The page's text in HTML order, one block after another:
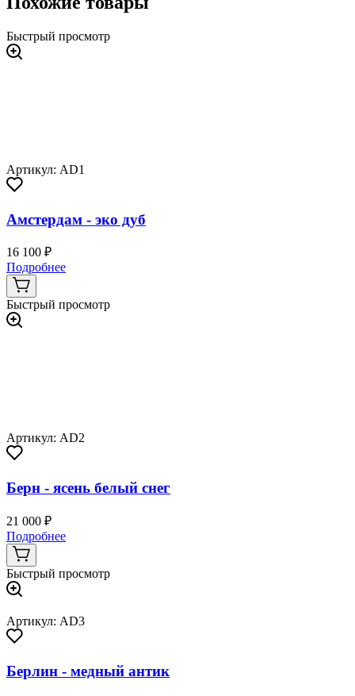
Быстрый просмотр
Артикул: AD1
Амстердам - эко дуб
16 100 ₽
Подробнее
Быстрый просмотр
Артикул: AD2
Берн - ясень белый снег
21 000 ₽
Подробнее
Быстрый просмотр
Артикул: AD3
Берлин - медный антик